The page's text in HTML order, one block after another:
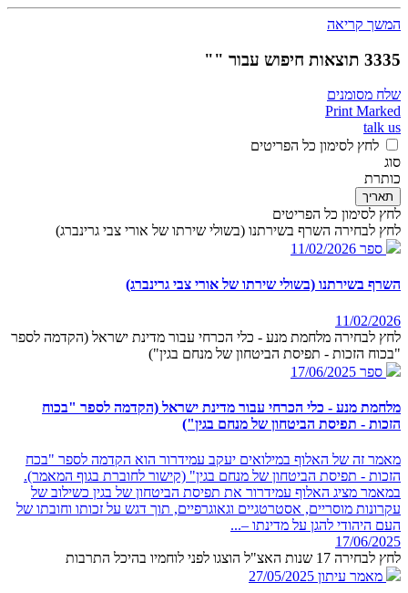
המשך קריאה
3335 תוצאות חיפוש עבור ""
שלח מסומנים
Print Marked
talk us
לחץ לסימון כל הפריטים
סוג
כותרת
תאריך
לחץ לסימון כל הפריטים
לחץ לבחירה השרף בשירתנו (בשולי שירתו של אורי צבי גרינברג)
ספר 11/02/2026
השרף בשירתנו (בשולי שירתו של אורי צבי גרינברג)
11/02/2026
לחץ לבחירה מלחמת מנע - כלי הכרחי עבור מדינת ישראל (הקדמה לספר
"בכוח הזכות - תפיסת הביטחון של מנחם בגין")
ספר 17/06/2025
מלחמת מנע - כלי הכרחי עבור מדינת ישראל (הקדמה לספר "בכוח
הזכות - תפיסת הביטחון של מנחם בגין")
מאמר זה של האלוף במילואים יעקב עמידרור הוא הקדמה לספר "בכח
הזכות - תפיסת הביטחון של מנחם בגין" (קישור לחוברת בגוף המאמר).
במאמר מציג האלוף עמידרור את תפיסת הביטחון של בגין כשילוב של
עקרונות מוסריים, אסטרטגיים וגאוגרפיים, תוך דגש על זכותו וחובתו של
העם היהודי להגן על מדינתו –...
17/06/2025
לחץ לבחירה 17 שנות האצ"ל הוצגו לפני לוחמיו בהיכל התרבות
מאמר עיתון 27/05/2025